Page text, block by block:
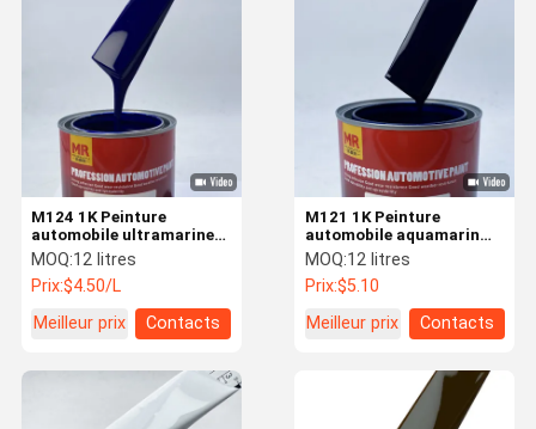
M121 1K Peinture
automobile aquamarin
Haute dureté Peinture
métallique pour voiture
bleu vert
MOQ:12 litres
Prix:$5.10
Meilleur prix
Contacts
M124 1K Peinture
automobile ultramarine
Bonne adhérence
Peinture automobile
noire mate
MOQ:12 litres
Prix:$4.50/L
Meilleur prix
Contacts